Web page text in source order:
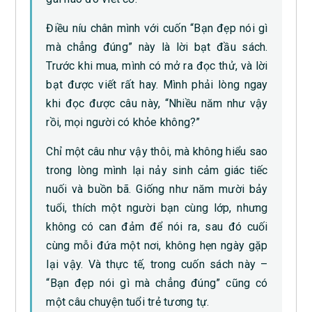
Điều níu chân mình với cuốn “Bạn đẹp nói gì
mà chẳng đúng” này là lời bạt đầu sách.
Trước khi mua, mình có mở ra đọc thử, và lời
bạt được viết rất hay. Mình phải lòng ngay
khi đọc được câu này, “Nhiều năm như vậy
rồi, mọi người có khỏe không?”
Chỉ một câu như vậy thôi, mà không hiểu sao
trong lòng mình lại nảy sinh cảm giác tiếc
nuối và buồn bã. Giống như năm mười bảy
tuổi, thích một người bạn cùng lớp, nhưng
không có can đảm để nói ra, sau đó cuối
cùng mỗi đứa một nơi, không hẹn ngày gặp
lại vậy. Và thực tế, trong cuốn sách này –
“Bạn đẹp nói gì mà chẳng đúng” cũng có
một câu chuyện tuổi trẻ tương tự.